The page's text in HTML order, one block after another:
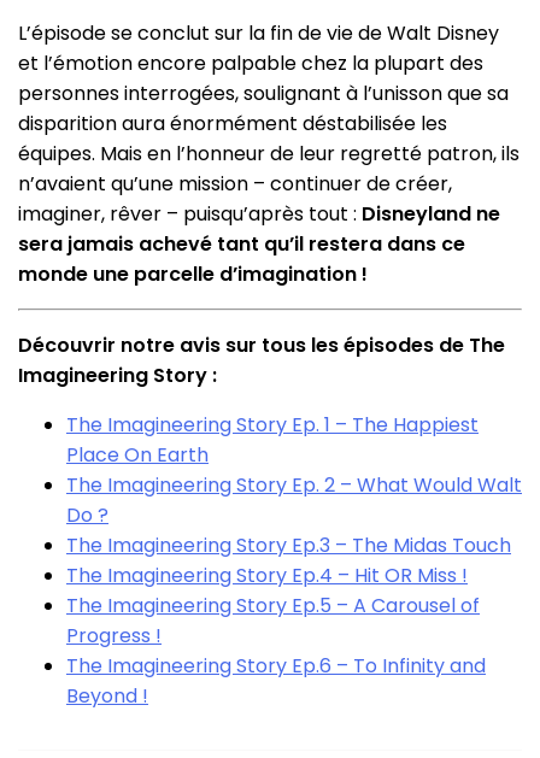
L’épisode se conclut sur la fin de vie de Walt Disney
et l’émotion encore palpable chez la plupart des
personnes interrogées, soulignant à l’unisson que sa
disparition aura énormément déstabilisée les
équipes. Mais en l’honneur de leur regretté patron, ils
n’avaient qu’une mission – continuer de créer,
imaginer, rêver – puisqu’après tout : Disneyland ne
sera jamais achevé tant qu’il restera dans ce
monde une parcelle d’imagination !
Découvrir notre avis sur tous les épisodes de The
Imagineering Story :
The Imagineering Story Ep. 1 – The Happiest
Place On Earth
The Imagineering Story Ep. 2 – What Would Walt
Do ?
The Imagineering Story Ep.3 – The Midas Touch
The Imagineering Story Ep.4 – Hit OR Miss !
The Imagineering Story Ep.5 – A Carousel of
Progress !
The Imagineering Story Ep.6 – To Infinity and
Beyond !